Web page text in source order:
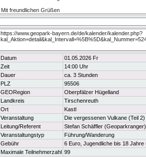
Datum
01.05.2026 Fr
Zeit
14:00 Uhr
Dauer
ca. 3 Stunden
PLZ
95506
GEORegion
Oberpfälzer Hügelland
Landkreis
Tirschenreuth
Ort
Kastl
Veranstaltung
Die vergessenen Vulkane (Teil
Leitung/Referent
Stefan Schäffler (Geoparkranger)
Veranstaltungstyp
Führung/Wanderung
Gebühr
6 Euro, Jugendliche bis 18
Maximale Teilnehmerzahl 99